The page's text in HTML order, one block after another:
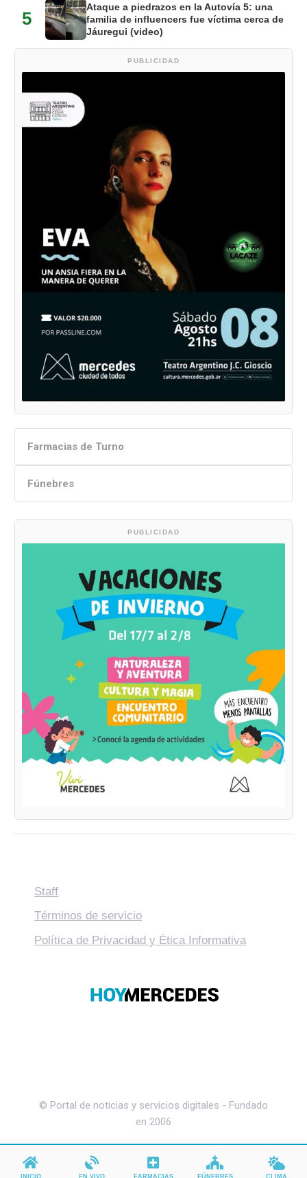
5
Ataque a piedrazos en la Autovía 5: una
familia de influencers fue víctima cerca de
Jáuregui (video)
PUBLICIDAD
Farmacias de Turno
Fúnebres
PUBLICIDAD
Staff
Términos de servicio
Política de Privacidad y Ética Informativa
© Portal de noticias y servicios digitales - Fundado
en 2006
INICIO EN VIVO FARMACIAS FÚNEBRES CLIMA